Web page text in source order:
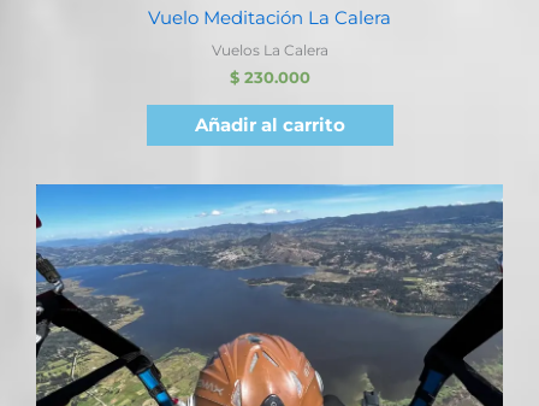
Vuelo Meditación La Calera
Vuelos La Calera
$230.000
Añadir al carrito